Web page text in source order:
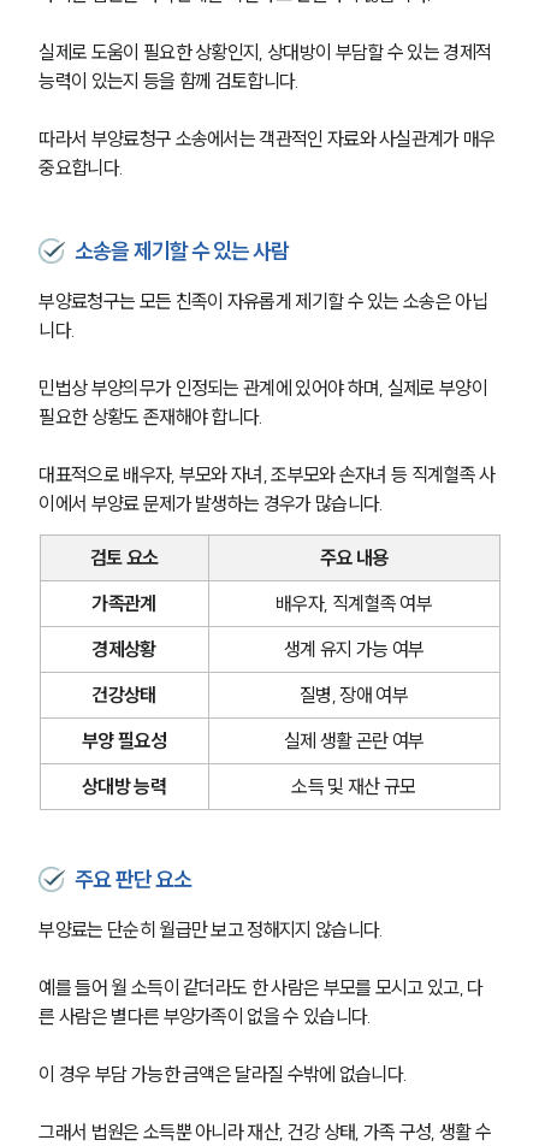
실제로 도움이 필요한 상황인지, 상대방이 부담할 수 있는 경제적
능력이 있는지 등을 함께 검토합니다.
따라서 부양료청구 소송에서는 객관적인 자료와 사실관계가 매우
중요합니다.
소송을 제기할 수 있는 사람
부양료청구는 모든 친족이 자유롭게 제기할 수 있는 소송은 아닙
니다.
민법상 부양의무가 인정되는 관계에 있어야 하며, 실제로 부양이
필요한 상황도 존재해야 합니다.
대표적으로 배우자, 부모와 자녀, 조부모와 손자녀 등 직계혈족 사
이에서 부양료 문제가 발생하는 경우가 많습니다.
검토 요소
주요 내용
가족관계
배우자, 직계혈족 여부
경제상황
생계 유지 가능 여부
건강상태
질병, 장애 여부
부양 필요성
실제 생활 곤란 여부
상대방 능력
소득 및 재산 규모
주요 판단 요소
부양료는 단순히 월급만 보고 정해지지 않습니다.
예를 들어 월 소득이 같더라도 한 사람은 부모를 모시고 있고, 다
른 사람은 별다른 부양가족이 없을 수 있습니다.
이 경우 부담 가능한 금액은 달라질 수밖에 없습니다.
그래서 법원은 소득뿐 아니라 재산, 건강 상태, 가족 구성, 생활 수